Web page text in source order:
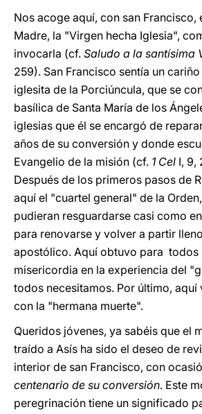
Nos acoge aquí, con san Francisco,
Madre, la "Virgen hecha Iglesia",
invocarla (cf. Saludo a la santísima
259). San Francisco sentía un
iglesita de la Porciúncula, que se
basílica de Santa María de los
iglesias que él se encargó de
años de su conversión y donde
Evangelio de la misión (cf. 1 Cel I, 9,
Después de los primeros pasos de
aquí el "cuartel general" de la
pudieran resguardarse casi como
para renovarse y volver a partir
apostólico. Aquí obtuvo para todos
misericordia en la experiencia del
todos necesitamos. Por último, aquí
con la "hermana muerte".
Queridos jóvenes, ya sabéis que el
traído a Asís ha sido el deseo de
interior de san Francisco, con
centenario de su conversión. Este
peregrinación tiene un significado